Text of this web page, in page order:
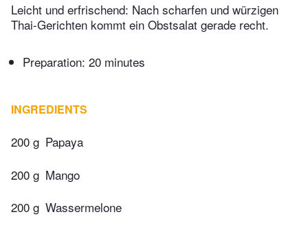
Leicht und erfrischend: Nach scharfen und würzigen
Thai-Gerichten kommt ein Obstsalat gerade recht.
Preparation: 20 minutes
INGREDIENTS
200 g Papaya
200 g Mango
200 g Wassermelone